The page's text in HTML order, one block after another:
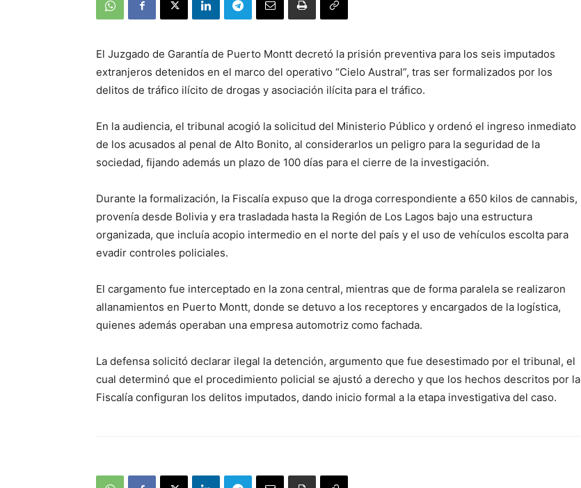
El Juzgado de Garantía de Puerto Montt decretó la prisión preventiva para los seis imputados
extranjeros detenidos en el marco del operativo “Cielo Austral”, tras ser formalizados por los
delitos de tráfico ilícito de drogas y asociación ilícita para el tráfico.
En la audiencia, el tribunal acogió la solicitud del Ministerio Público y ordenó el ingreso inmediato
de los acusados al penal de Alto Bonito, al considerarlos un peligro para la seguridad de la
sociedad, fijando además un plazo de 100 días para el cierre de la investigación.
Durante la formalización, la Fiscalía expuso que la droga correspondiente a 650 kilos de cannabis,
provenía desde Bolivia y era trasladada hasta la Región de Los Lagos bajo una estructura
organizada, que incluía acopio intermedio en el norte del país y el uso de vehículos escolta para
evadir controles policiales.
El cargamento fue interceptado en la zona central, mientras que de forma paralela se realizaron
allanamientos en Puerto Montt, donde se detuvo a los receptores y encargados de la logística,
quienes además operaban una empresa automotriz como fachada.
La defensa solicitó declarar ilegal la detención, argumento que fue desestimado por el tribunal, el
cual determinó que el procedimiento policial se ajustó a derecho y que los hechos descritos por la
Fiscalía configuran los delitos imputados, dando inicio formal a la etapa investigativa del caso.